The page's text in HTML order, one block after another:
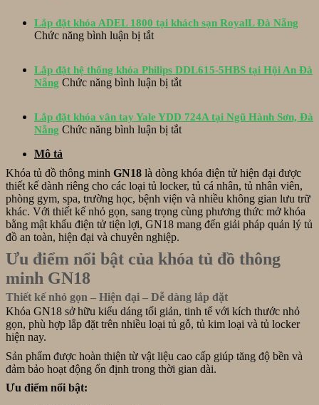
EPIC
ES-
hộp
tại
DL06
cho
cửa
mở
tại
Tố
Nẵng
Lắp đặt khóa ADEL 1800 tại khách sạn RoyalL Đà Nẵng
Chức năng bình luận bị tắtở
khóa
ADEL
tại
khách
sạn
Nẵng
Lắp đặt hệ thống khóa Philips DDL615-5HBS tại Hội An Đà
Nẵng Chức năng bình luận bị tắtở
hệ
thống
DDL615-
5HBS
tại
Hội
An
Lắp đặt khóa vân tay Yale YDD 724A tại Ngũ Hành Sơn, Đà
Nẵng Chức năng bình luận bị tắtở
khóa
vân
tay
Yale
YDD
724A
Ngũ
Đà
Nẵng
Mô tả
Khóa tủ đồ thông minh GN18 là dòng khóa điện tử hiện đại được
thiết kế dành riêng cho các loại tủ locker, tủ cá nhân, tủ nhân viên,
phòng gym, spa, trường học, bệnh viện và nhiều không gian lưu trữ
khác. Với thiết kế nhỏ gọn, sang trọng cùng phương thức mở khóa
bằng mật khẩu điện tử tiện lợi, GN18 mang đến giải pháp quản lý tủ
đồ an toàn, hiện đại và chuyên nghiệp.
Ưu điểm nổi bật của khóa tủ đồ thông
minh GN18
Thiết kế nhỏ gọn – Hiện đại – Dễ dàng lắp đặt
Khóa GN18 sở hữu kiểu dáng tối giản, tinh tế với kích thước nhỏ
gọn, phù hợp lắp đặt trên nhiều loại tủ gỗ, tủ kim loại và tủ locker
hiện nay.
Sản phẩm được hoàn thiện từ vật liệu cao cấp giúp tăng độ bền và
đảm bảo hoạt động ổn định trong thời gian dài.
Ưu điểm nổi bật: